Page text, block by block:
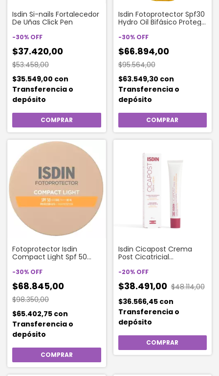
Isdin Si-nails Fortalecedor
De Uñas Click Pen
-30% OFF
$37.420,00
$53.458,00
$35.549,00 con
Transferencia o
depósito
Isdin Fotoprotector Spf30
Hydro Oil Bifásico Protege
X 200ml
-30% OFF
$66.894,00
$95.564,00
$63.549,30 con
Transferencia o
depósito
Fotoprotector Isdin
Compact Light Spf 50
Gramos
-30% OFF
$68.845,00
$98.350,00
$65.402,75 con
Transferencia o
depósito
Isdin Cicapost Crema
Post Cicatricial
-20% OFF
$38.491,00 $48.114,00
$36.566,45 con
Transferencia o
depósito